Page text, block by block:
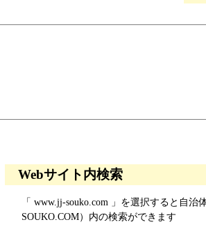
Webサイト内検索
「 www.jj-souko.com 」を選択すると自治
SOUKO.COM）内の検索ができます